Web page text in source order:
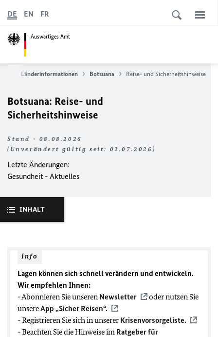
Auswärtiges Amt
DE EN FR
Länderinformationen Botsuana Reise- und Sicherheitshinweise
Botsuana: Reise- und
Sicherheitshinweise
Stand - 08.08.2026
(Unverändert gültig seit: 02.07.2026)
Letzte Änderungen:
Gesundheit - Aktuelles
INHALT
Info
Lagen können sich schnell verändern und entwickeln.
Wir empfehlen Ihnen:
- Abonnieren Sie unseren Newsletter
oder nutzen Sie
unsereApp „Sicher Reisen“.
- Registrieren Sie sich in unserer Krisenvorsorgeliste.
- Beachten Sie die Hinweise im Ratgeber für